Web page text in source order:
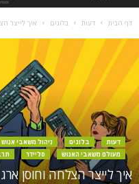
דף הבית דעות בלוגים איך לייצר
דעות בלוגים ניהול משאבי אנוש
מעולם משאבי האנוש
סליידר
איך לייצר הצלחה וחוסן